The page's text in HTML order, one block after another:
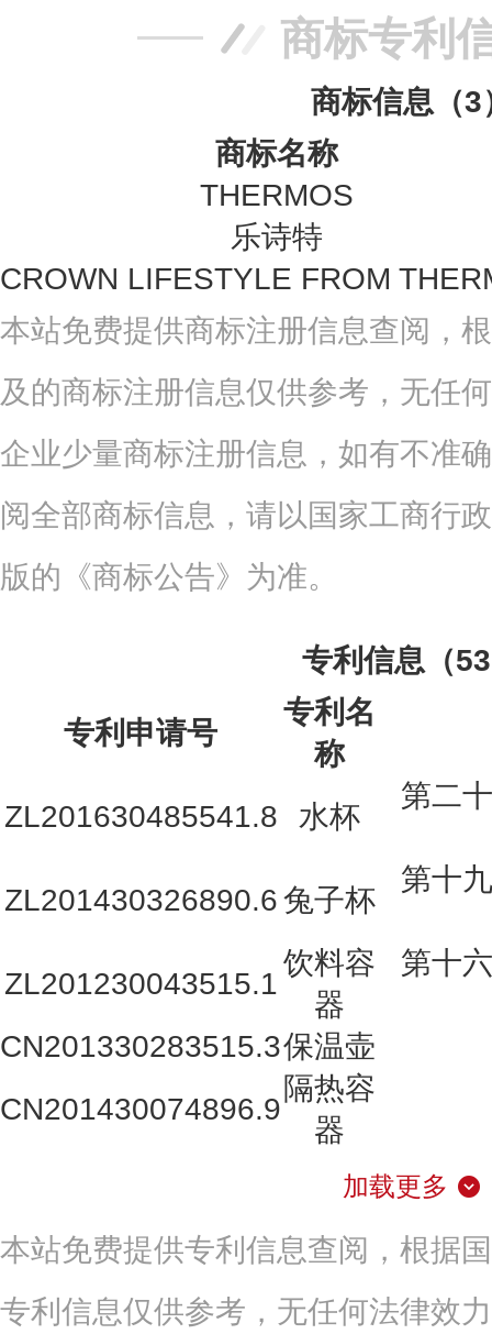
商标专利
商标信息（3
商标名称
THERMOS
乐诗特
CROWN LIFESTYLE FROM
本站免费提供商标注册信息查阅，
及的商标注册信息仅供参考，无任
企业少量商标注册信息，如有不准
阅全部商标信息，请以国家工商行
版的《商标公告》为准。
专利信息（
专利申请号
专利名
称
ZL201630485541.8
水杯
第二
ZL201430326890.6兔子杯
第十
ZL201230043515.1
饮料容
器
第十
CN201330283515.3保温壶
CN201430074896.9
隔热容
器
加载更多
本站免费提供专利信息查阅，根据
专利信息仅供参考，无任何法律效